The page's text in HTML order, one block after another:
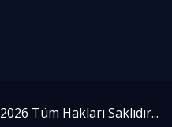
2026 Tüm Hakları Saklıdır...